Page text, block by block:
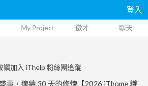
登入
My Project 徵才 聊天
讚加入 iThelp 粉絲團追蹤
事，連續 30 天的修煉【2026 iThome 鐵